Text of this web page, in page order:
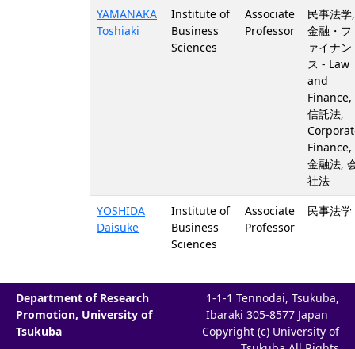
YAMANAKA
Toshiaki
Institute of
Business
Sciences
Associate
Professor
民事法学,
金融・フ
ァイナン
ス - Law
and
Finance,
信託法,
Finance,
金融法,
社法
YOSHIDA
Daisuke
Institute of
Business
Sciences
Associate
Professor
民事法学
Department of Research
Promotion, University of
Tsukuba
1-1-1 Tennodai, Tsukuba,
Ibaraki 305-8577 Japan
Copyright (c) University of